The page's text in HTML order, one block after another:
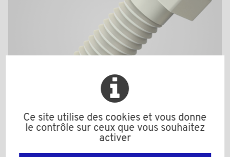
931517/12A
Ce site utilise des cookies et vous donne
le contrôle sur ceux que vous souhaitez
activer